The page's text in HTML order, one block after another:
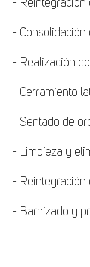
- Reintegración
- Consolidación
- Realización
- Cerramiento
- Sentado de
- Limpieza y
- Reintegración
- Barnizado y